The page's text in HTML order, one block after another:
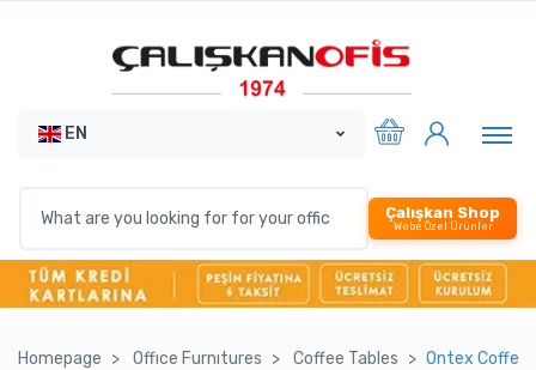
EN
Çalışkan Shop
Webe Özel Ürünler
Homepage Offıce Furnıtures Coffee Tables Ontex Coffee